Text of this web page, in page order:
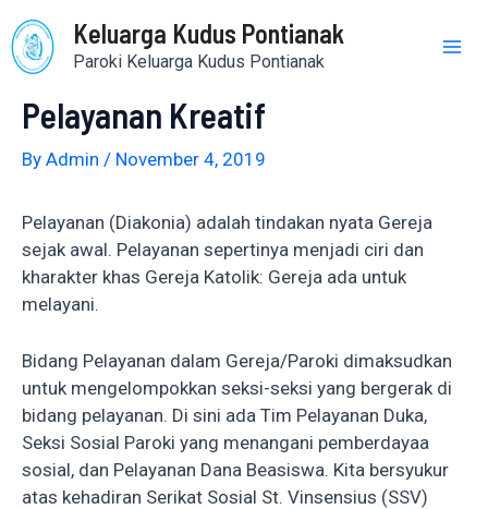
to
content
Keluarga Kudus Pontianak
Paroki Keluarga Kudus Pontianak
Pelayanan Kreatif
By Admin / November 4, 2019
Pelayanan (Diakonia) adalah tindakan nyata Gereja
sejak awal. Pelayanan sepertinya menjadi ciri dan
kharakter khas Gereja Katolik: Gereja ada untuk
melayani.
Bidang Pelayanan dalam Gereja/Paroki dimaksudkan
untuk mengelompokkan seksi-seksi yang bergerak di
bidang pelayanan. Di sini ada Tim Pelayanan Duka,
Seksi Sosial Paroki yang menangani pemberdayaa
sosial, dan Pelayanan Dana Beasiswa. Kita bersyukur
atas kehadiran Serikat Sosial St. Vinsensius (SSV)
navigation